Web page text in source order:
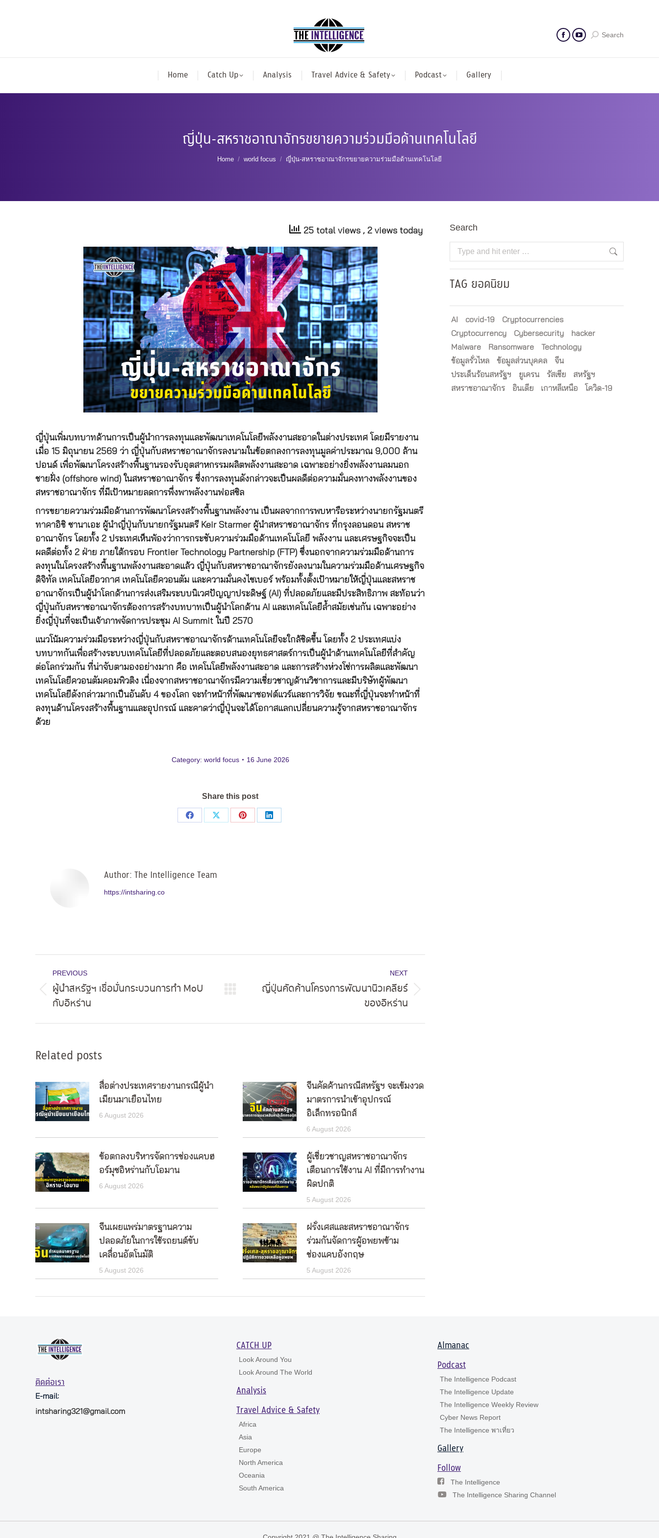
Search
Home Catch Up Analysis Travel Advice & Safety Podcast Gallery
ญี่ปุ่น-สหราชอาณาจักรขยายความร่วมมือด้านเทคโนโลยี
You are here:
Home world focus ญี่ปุ่น-สหราชอาณาจักรขยายความร่วมมือด้านเทคโนโลยี
25 total views , 2 views today
ญี่ปุ่นเพิ่มบทบาทด้านการเป็นผู้นำการลงทุนและพัฒนาเทคโนโลยีพลังงานสะอาดในต่างประเทศ โดยมีรายงาน
เมื่อ 15 มิถุนายน 2569 ว่า ญี่ปุ่นกับสหราชอาณาจักรลงนามในข้อตกลงการลงทุนมูลค่าประมาณ 9,000 ล้าน
ปอนด์ เพื่อพัฒนาโครงสร้างพื้นฐานรองรับอุตสาหกรรมผลิตพลังงานสะอาด เฉพาะอย่างยิ่งพลังงานลมนอก
ชายฝั่ง (offshore wind) ในสหราชอาณาจักร ซึ่งการลงทุนดังกล่าวจะเป็นผลดีต่อความมั่นคงทางพลังงานของ
สหราชอาณาจักร ที่มีเป้าหมายลดการพึ่งพาพลังงานฟอสซิล
การขยายความร่วมมือด้านการพัฒนาโครงสร้างพื้นฐานพลังงาน เป็นผลจากการพบหารือระหว่างนายกรัฐมนตรี
ทาคาอิชิ ซานาเอะ ผู้นำญี่ปุ่นกับนายกรัฐมนตรี Keir Starmer ผู้นำสหราชอาณาจักร ที่กรุงลอนดอน สหราช
อาณาจักร โดยทั้ง 2 ประเทศเห็นพ้องว่าการกระชับความร่วมมือด้านเทคโนโลยี พลังงาน และเศรษฐกิจจะเป็น
ผลดีต่อทั้ง 2 ฝ่าย ภายใต้กรอบ Frontier Technology Partnership (FTP) ซึ่งนอกจากความร่วมมือด้านการ
ลงทุนในโครงสร้างพื้นฐานพลังงานสะอาดแล้ว ญี่ปุ่นกับสหราชอาณาจักรยังลงนามในความร่วมมือด้านเศรษฐกิจ
ดิจิทัล เทคโนโลยีอวกาศ เทคโนโลยีควอนตัม และความมั่นคงไซเบอร์ พร้อมทั้งตั้งเป้าหมายให้ญี่ปุ่นและสหราช
อาณาจักรเป็นผู้นำโลกด้านการส่งเสริมระบบนิเวศปัญญาประดิษฐ์ (AI) ที่ปลอดภัยและมีประสิทธิภาพ สะท้อนว่า
ญี่ปุ่นกับสหราชอาณาจักรต้องการสร้างบทบาทเป็นผู้นำโลกด้าน AI และเทคโนโลยีล้ำสมัยเช่นกัน เฉพาะอย่าง
ยิ่งญี่ปุ่นที่จะเป็นเจ้าภาพจัดการประชุม AI Summit ในปี 2570
แนวโน้มความร่วมมือระหว่างญี่ปุ่นกับสหราชอาณาจักรด้านเทคโนโลยีจะใกล้ชิดขึ้น โดยทั้ง 2 ประเทศแบ่ง
บทบาทกันเพื่อสร้างระบบเทคโนโลยีที่ปลอดภัยและตอบสนองยุทธศาสตร์การเป็นผู้นำด้านเทคโนโลยีที่สำคัญ
ต่อโลกร่วมกัน ที่น่าจับตามองอย่างมาก คือ เทคโนโลยีพลังงานสะอาด และการสร้างห่วงโซ่การผลิตและพัฒนา
เทคโนโลยีควอนตัมคอมพิวติง เนื่องจากสหราชอาณาจักรมีความเชี่ยวชาญด้านวิชาการและมีบริษัทผู้พัฒนา
เทคโนโลยีดังกล่าวมากเป็นอันดับ 4 ของโลก จะทำหน้าที่พัฒนาซอฟต์แวร์และการวิจัย ขณะที่ญี่ปุ่นจะทำหน้าที่
ลงทุนด้านโครงสร้างพื้นฐานและอุปกรณ์ และคาดว่าญี่ปุ่นจะได้โอกาสแลกเปลี่ยนความรู้จากสหราชอาณาจักร
ด้วย
Category: world focus 16 June 2026
Share this post
Share
Share
Share
Share
Author: The Intelligence Team
https://intsharing.co
navigation
PREVIOUS
Previous
post:
ผู้นำสหรัฐฯ เชื่อมั่นกระบวนการทำ MoU
กับอิหร่าน
NEXT
Nextญี่ปุ่นคัดค้านโครงการพัฒนานิวเคลียร์
ของอิหร่าน
Related posts
สื่อต่างประเทศรายงานกรณีผู้นำ
เมียนมาเยือนไทย
6 August 2026
จีนคัดค้านกรณีสหรัฐฯ จะเข้มงวด
มาตรการนำเข้าอุปกรณ์
อิเล็กทรอนิกส์
6 August 2026
ข้อตกลงบริหารจัดการช่องแคบฮ
อร์มุซอิหร่านกับโอมาน
6 August 2026
ผู้เชี่ยวชาญสหราชอาณาจักร
เตือนการใช้งาน AI ที่มีการทำงาน
ผิดปกติ
5 August 2026
จีนเผยแพร่มาตรฐานความ
ปลอดภัยในการใช้รถยนต์ขับ
เคลื่อนอัตโนมัติ
5 August 2026
ฝรั่งเศสและสหราชอาณาจักร
ร่วมกันจัดการผู้อพยพข้าม
ช่องแคบอังกฤษ
5 August 2026
Search
Search:
TAG ยอดนิยม
AI covid-19
Cryptocurrencies
Cryptocurrency
Cybersecurity
hacker
Malware
Ransomware
Technology
ข้อมูลรั่วไหล
ข้อมูลส่วนบุคคล
จีน
ประเด็นร้อนสหรัฐฯ
ยูเครน รัสเซีย
สหรัฐฯ
สหราชอาณาจักร
อินเดีย เกาหลีเหนือ โควิด-19
ติดต่อเรา
E-mail:
intsharing321@gmail.com
CATCH UP
Look Around You
Look Around The World
Analysis
Travel Advice & Safety
Africa
Asia
Europe
North America
Oceania
South America
Almanac
Podcast
The Intelligence Podcast
The Intelligence Update
The Intelligence Weekly Review
Cyber News Report
The Intelligence พาเที่ยว
Gallery
Follow
The Intelligence
The Intelligence Sharing Channel